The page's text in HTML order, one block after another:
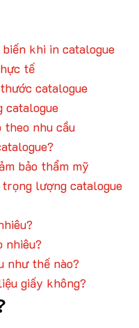
khi in catalogue
tế
catalogue
catalogue
nhu cầu
bảo thẩm mỹ
lượng catalogue
nhiêu?
như thế nào?
giấy không?